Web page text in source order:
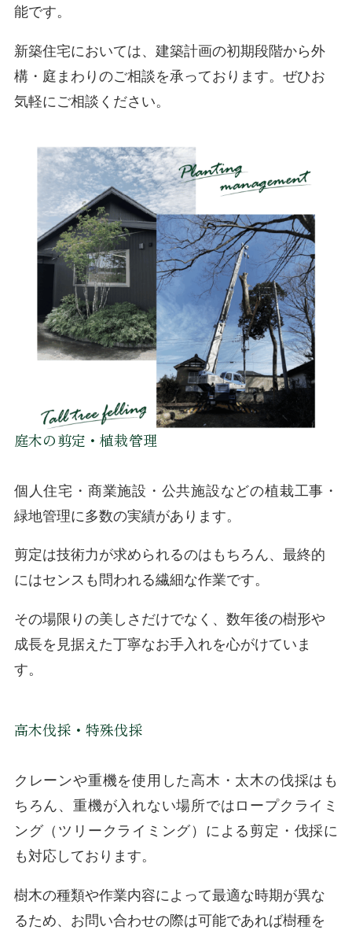
能です。
新築住宅においては、建築計画の初期段階から外
構・庭まわりのご相談を承っております。ぜひお
気軽にご相談ください。
庭木の剪定・植栽管理
個人住宅・商業施設・公共施設などの植栽工事・
緑地管理に多数の実績があります。
剪定は技術力が求められるのはもちろん、最終的
にはセンスも問われる繊細な作業です。
その場限りの美しさだけでなく、数年後の樹形や
成長を見据えた丁寧なお手入れを心がけていま
す。
高木伐採・特殊伐採
クレーンや重機を使用した高木・太木の伐採はも
ちろん、重機が入れない場所ではロープクライミ
ング（ツリークライミング）による剪定・伐採に
も対応しております。
樹木の種類や作業内容によって最適な時期が異な
るため、お問い合わせの際は可能であれば樹種を